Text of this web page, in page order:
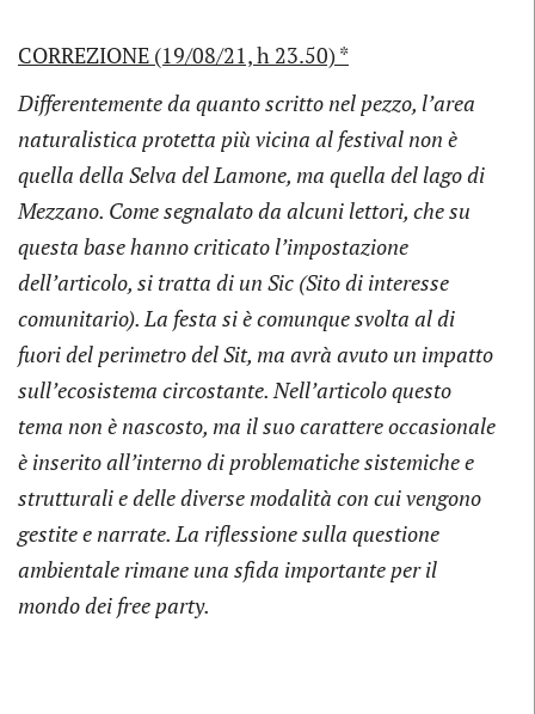
CORREZIONE (19/08/21, h 23.50) *
Differentemente da quanto scritto nel pezzo, l’area
naturalistica protetta più vicina al festival non è
quella della Selva del Lamone, ma quella del lago di
Mezzano. Come segnalato da alcuni lettori, che su
questa base hanno criticato l’impostazione
dell’articolo, si tratta di un Sic (Sito di interesse
comunitario). La festa si è comunque svolta al di
fuori del perimetro del Sit, ma avrà avuto un impatto
sull’ecosistema circostante. Nell’articolo questo
tema non è nascosto, ma il suo carattere occasionale
è inserito all’interno di problematiche sistemiche e
strutturali e delle diverse modalità con cui vengono
gestite e narrate. La riflessione sulla questione
ambientale rimane una sfida importante per il
mondo dei free party.